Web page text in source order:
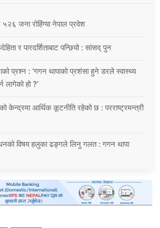
५२६ जना रोहिंग्या नेपाल प्रवेश
र पारदर्शिताबाट पन्छियो : सांसद् पुन
प्रश्न : ‘गगन थापाको प्रशंसा हुने डरले स्वास्थ्य
लागेको हो ?’
केन्द्रमा आर्थिक कूटनीति रहेको छ : परराष्ट्रमन्त्री
विषय हलुका ढङ्गले लिनु गलत : गगन थापा